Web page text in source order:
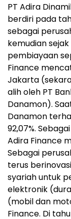
PT Adira
berdiri pada
sebagai
kemudian
pembiayaan
Finance
Jakarta
alih oleh PT
Danamon).
Danamon
92,07%.
Adira Finance
Sebagai
terus
syariah untuk
elektronik
(mobil dan
Finance. Di